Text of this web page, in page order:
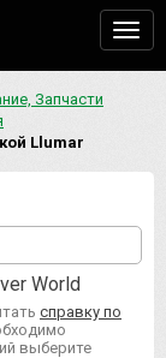
Запчасти
Llumar
World
справку по
выберите